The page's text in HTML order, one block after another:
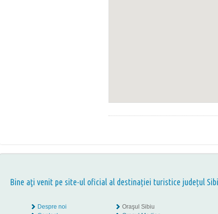
Bine aţi venit pe site-ul oficial al destinației turistice județul
Despre noi
Oraşul Sibiu